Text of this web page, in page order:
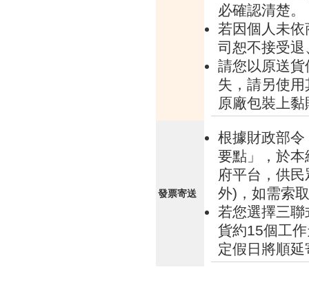
必確認清楚。
若因個人未
司恕不接受
請您以原送
失，請另使
原廠包裝上
發票寄送
根據財政部
要點」，於
府平台，供
外)，如需索
若您選擇三
貨約15個工
定假日將順延